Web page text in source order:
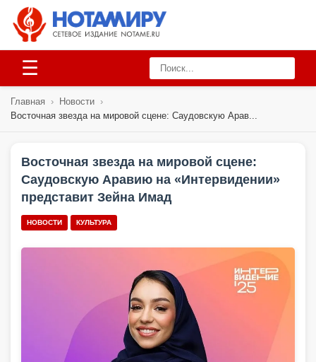
☰
Главная › Новости ›
Восточная звезда на мировой сцене: Саудовскую Арав...
Восточная звезда на мировой сцене:
Саудовскую Аравию на «Интервидении»
представит Зейна Имад
НОВОСТИ КУЛЬТУРА